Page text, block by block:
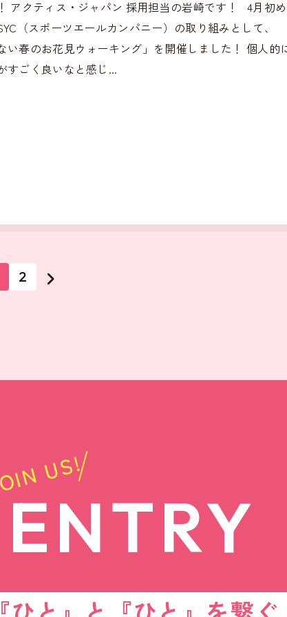
アクティス・ジャパン 採用担当の岩崎です！ 4月初
（スポーツエールカンパニー）の取り組みとして、
い春のお花見ウォーキング」を開催しました！ 個人的
すごく良いなと感じ...
2
US!
ENTRY